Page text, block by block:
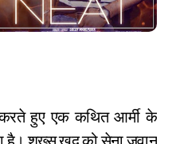
हुए एक कथित आर्मी के